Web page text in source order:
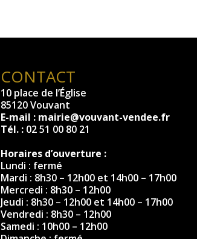
CONTACT
10 place de l’Église
85120 Vouvant
E-mail : mairie@vouvant-vendee.fr
Tél. :02 51 00 80 21
Horaires d’ouverture :
Lundi : fermé
Mardi : 8h30 – 12h00 et 14h00 – 17h00
Mercredi : 8h30 – 12h00
Jeudi : 8h30 – 12h00 et 14h00 – 17h00
Vendredi : 8h30 – 12h00
Samedi : 10h00 – 12h00